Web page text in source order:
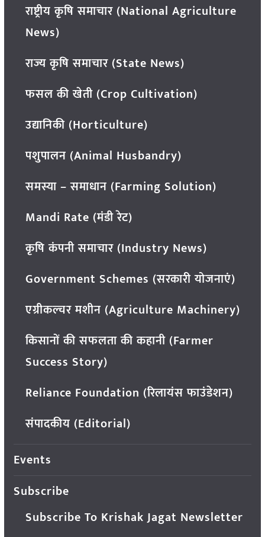
राष्ट्रीय कृषि समाचार (National Agriculture
News)
राज्य कृषि समाचार (State News)
फसल की खेती (Crop Cultivation)
उद्यानिकी (Horticulture)
पशुपालन (Animal Husbandry)
समस्या – समाधान (Farming Solution)
Mandi Rate (मंडी रेट)
कृषि कंपनी समाचार (Industry News)
Government Schemes (सरकारी योजनाएं)
एग्रीकल्चर मशीन (Agriculture Machinery)
किसानों की सफलता की कहानी (Farmer
Success Story)
Reliance Foundation (रिलायंस फाउंडेशन)
संपादकीय (Editorial)
Events
Subscribe
Subscribe To Krishak Jagat Newsletter